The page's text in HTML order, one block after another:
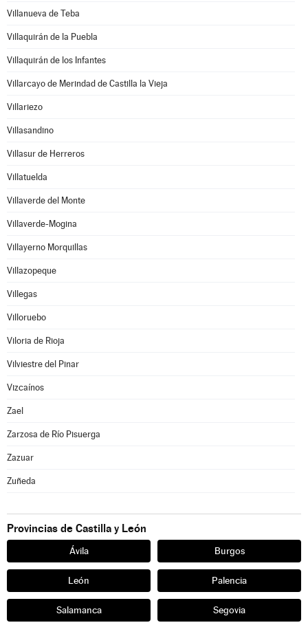
Villanueva de Teba
Villaquirán de la Puebla
Villaquirán de los Infantes
Villarcayo de Merindad de Castilla la Vieja
Villariezo
Villasandino
Villasur de Herreros
Villatuelda
Villaverde del Monte
Villaverde-Mogina
Villayerno Morquillas
Villazopeque
Villegas
Villoruebo
Viloria de Rioja
Vilviestre del Pinar
Vizcaínos
Zael
Zarzosa de Río Pisuerga
Zazuar
Zuñeda
Provincias de Castilla y León
Ávila Burgos
León Palencia
Salamanca Segovia